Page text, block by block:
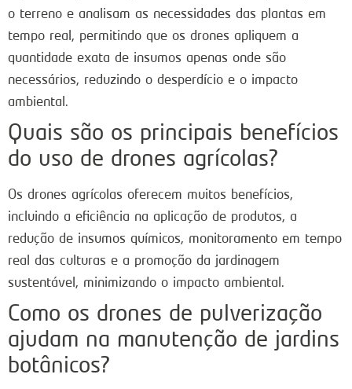
o terreno e analisam as necessidades das plantas em
tempo real, permitindo que os drones apliquem a
quantidade exata de insumos apenas onde são
necessários, reduzindo o desperdício e o impacto
ambiental.
Quais são os principais benefícios
do uso de drones agrícolas?
Os drones agrícolas oferecem muitos benefícios,
incluindo a eficiência na aplicação de produtos, a
redução de insumos químicos, monitoramento em tempo
real das culturas e a promoção da jardinagem
sustentável, minimizando o impacto ambiental.
Como os drones de pulverização
ajudam na manutenção de jardins
botânicos?